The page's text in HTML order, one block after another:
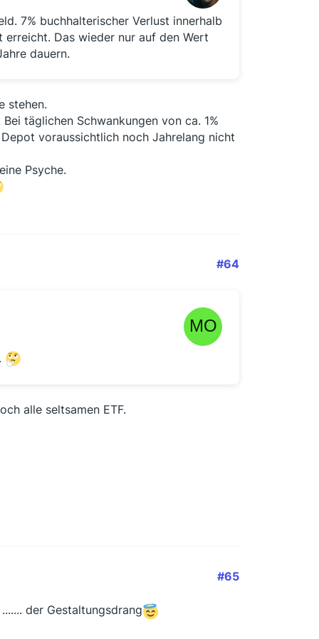
7% buchhalterischer Verlust innerhalb
Das wieder nur auf den Wert
dauern.
stehen.
täglichen Schwankungen von ca. 1%
voraussichtlich noch Jahrelang nicht
Psyche.
#64
alle seltsamen ETF.
#65
der Gestaltungsdrang